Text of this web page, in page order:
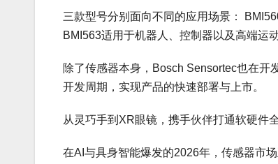
三款型号分别面向不同的应用场景：
BMI563适用于机器人、控制器以及高端运
除了传感器本身，Bosch Sensortec也在开
开发周期，实现产品的快速部署与上市。
从灵巧手到XR眼镜，携手伙伴打通软硬件
在AI与具身智能爆发的2026年，传感器市